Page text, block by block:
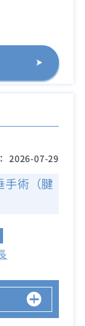
2026-07-29
手術（腱